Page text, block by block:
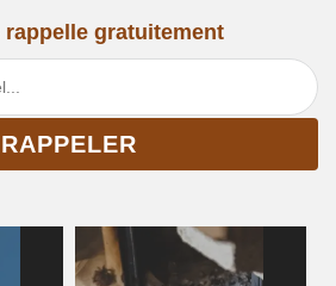
rappelle gratuitement